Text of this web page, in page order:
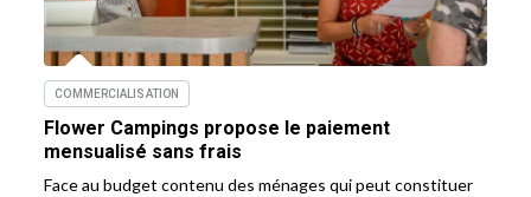
COMMERCIALISATION
Flower Campings propose le paiement
mensualisé sans frais
Face au budget contenu des ménages qui peut constituer